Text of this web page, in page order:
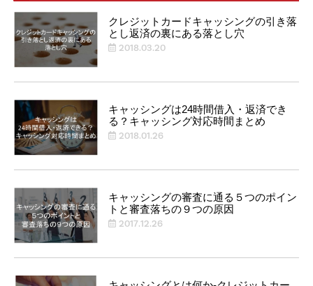
クレジットカードキャッシングの引き落
とし返済の裏にある落とし穴
2018.03.20
キャッシングは24時間借入・返済でき
る？キャッシング対応時間まとめ
2018.01.26
キャッシングの審査に通る５つのポイン
トと審査落ちの９つの原因
2017.12.26